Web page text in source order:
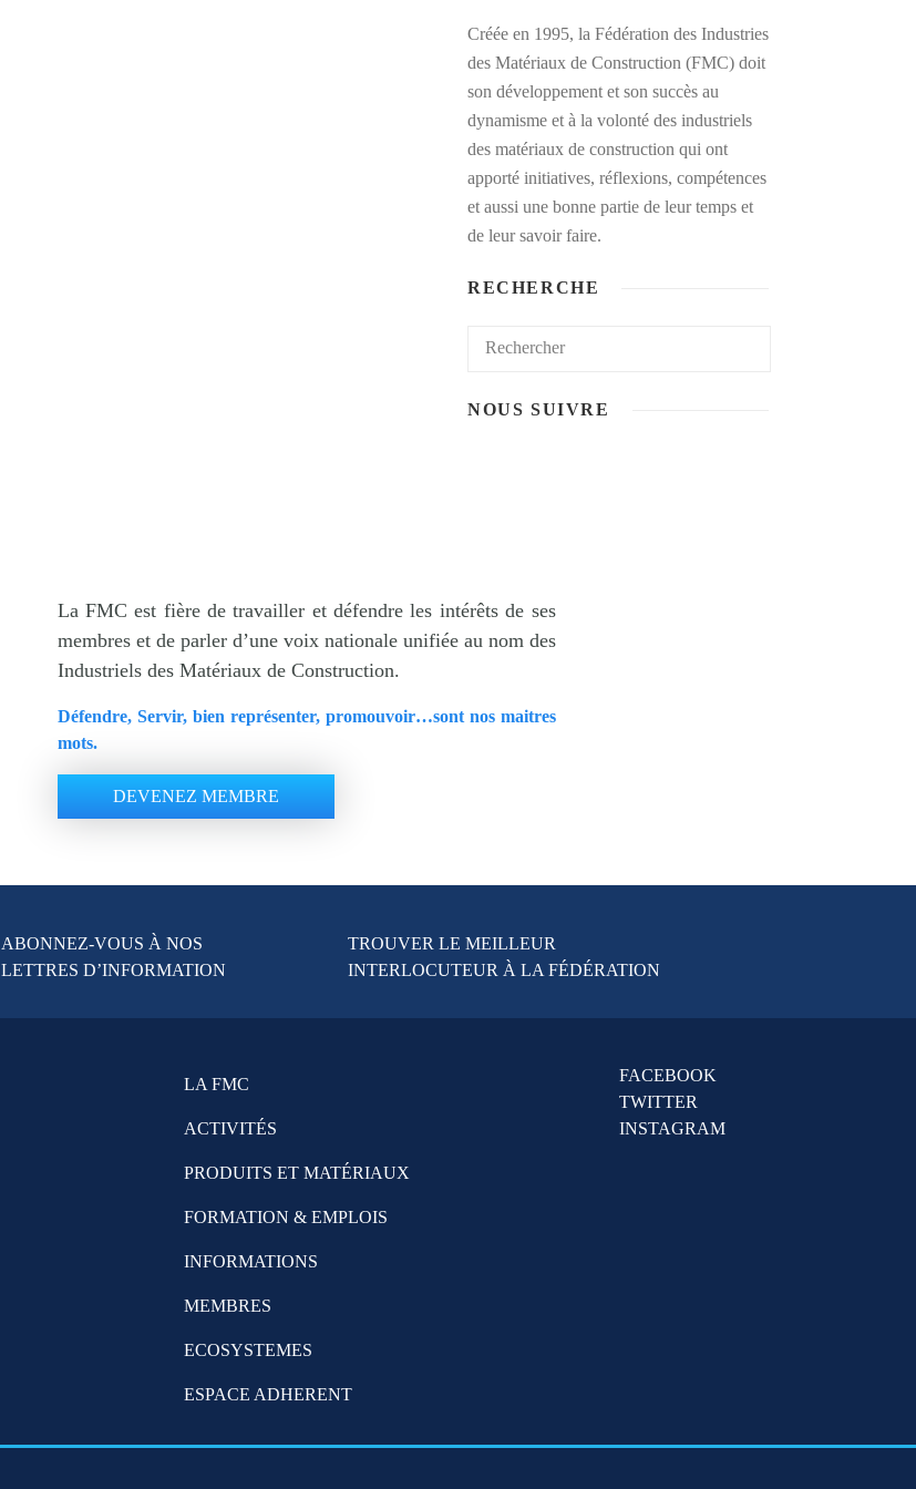
Créée en 1995, la Fédération des Industries
des Matériaux de Construction (FMC) doit
son développement et son succès au
dynamisme et à la volonté des industriels
des matériaux de construction qui ont
apporté initiatives, réflexions, compétences
et aussi une bonne partie de leur temps et
de leur savoir faire.
RECHERCHE
NOUS SUIVRE
La FMC est fière de travailler et défendre les intérêts de ses
membres et de parler d’une voix nationale unifiée au nom des
Industriels des Matériaux de Construction.
Défendre, Servir, bien représenter, promouvoir…sont nos maitres
mots.
DEVENEZ MEMBRE
ABONNEZ-VOUS À NOS
LETTRES D’INFORMATION
TROUVER LE MEILLEUR
INTERLOCUTEUR À LA FÉDÉRATION
LA FMC
ACTIVITÉS
PRODUITS ET MATÉRIAUX
FORMATION & EMPLOIS
INFORMATIONS
MEMBRES
ECOSYSTEMES
ESPACE ADHERENT
FACEBOOK
TWITTER
INSTAGRAM